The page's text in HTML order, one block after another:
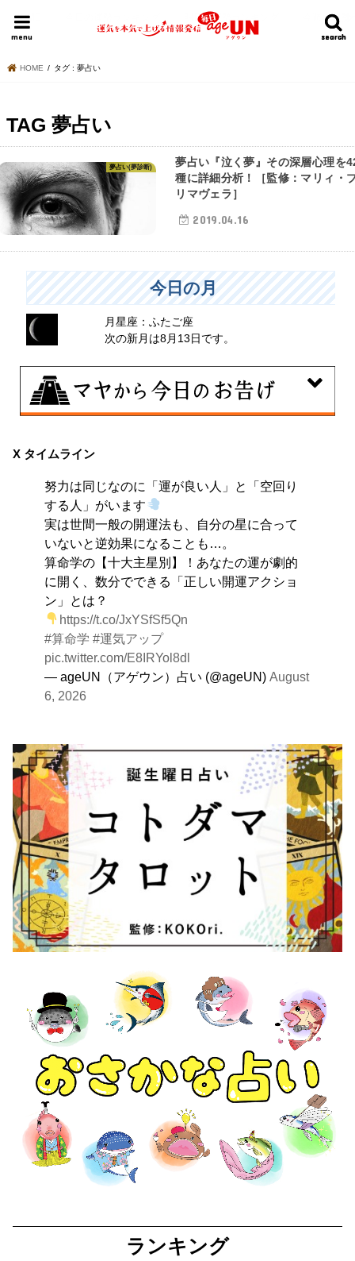
search
search
menu
HOME 明日の運勢ランキング 今週の運勢
HOME タグ : 夢占い
TAG 夢占い
夢占い(夢診断)
夢占い『泣く夢』その深層心理を
種に詳細分析！［監修：マリィ・
リマヴェラ］
2019.04.16
今日の月
月星座：ふたご座
次の新月は8月13日です。
大きくエネルギーを放出する日。日々の活力をため込ん
X タイムライン
努力は同じなのに「運が良い人」と「空回り
する人」がいます
実は世間一般の開運法も、自分の星に合って
いないと逆効果になることも…。
算命学の【十大主星別】！あなたの運が劇的
に開く、数分でできる「正しい開運アクショ
ン」とは？
https://t.co/JxYSfSf5Qn
#算命学 #運気アップ
pic.twitter.com/E8IRYol8dl
— ageUN（アゲウン）占い (@ageUN) August
6, 2026
ランキング